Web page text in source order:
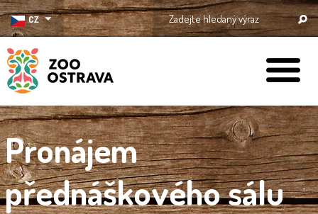
CZ
ZOO Ostrava
Pronájem
přednáškového sálu